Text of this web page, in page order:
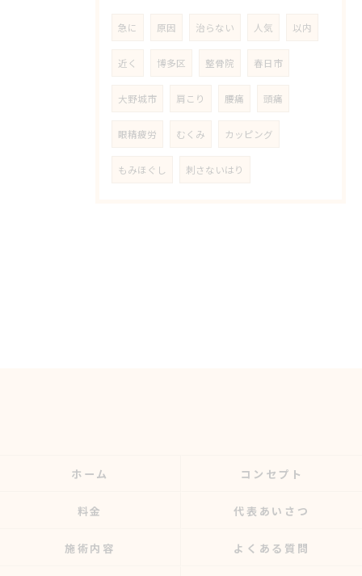
急に 原因 治らない 人気 以内
近く 博多区 整骨院 春日市
大野城市 肩こり 腰痛 頭痛
眼精疲労 むくみ カッピング
もみほぐし 刺さないはり
ホーム コンセプト
料金 代表あいさつ
施術内容 よくある質問